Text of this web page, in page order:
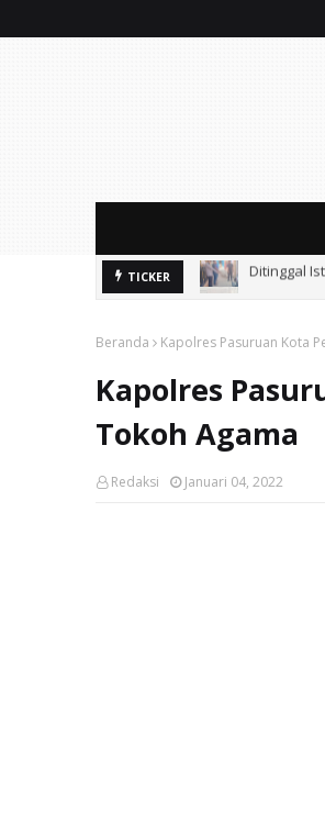
TICKER
Ayik
Beranda Kapolres Pasuruan Kota
Kapolres
Tokoh Agama
Redaksi Januari 04, 2022